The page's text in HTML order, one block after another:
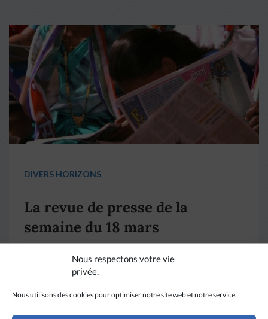
Nous respectons votre vie
privée.
Nous utilisons des cookies pour optimiser notre site web et notre service.
DIVERS HORIZONS
La revue de presse de la
semaine du 18 mars
LIRE PLUS